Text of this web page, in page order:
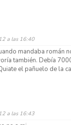
a las 16:40
mandaba román
también. Debía
el pañuelo de la
a las 16:43